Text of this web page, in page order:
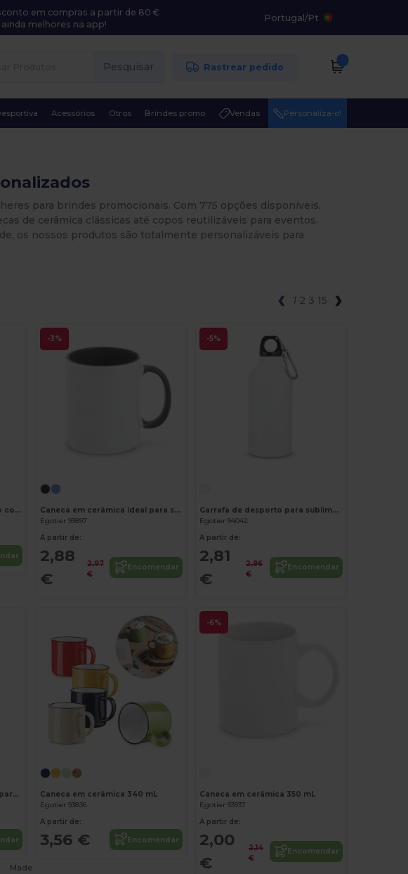
em compras a partir de 80 €
melhores na app!
Portugal/Pt
Pesquisar Rastrear pedido
Acessórios Otros Brindes promo Vendas Personaliza-o!
para brindes promocionais. Com 775 opções disponíveis,
de cerâmica clássicas até copos reutilizáveis para eventos.
os nossos produtos são totalmente personalizáveis para
1 2 3 15
Garrafa em alumínio reciclado com mosquetão 530 mL
-3%
Caneca em cerâmica ideal para sublimação
Egotier 93897
A partir de:
2,88
€
2,97
€
Encomendar
-5%
Garrafa de desporto para sublimação 400 mL
Egotier 94042
A partir de:
2,81
€
2,96
€
Encomendar
Garrafa em alumínio e tampa para sublimação 500 mL
Caneca em cerâmica 340 mL
Egotier 93836
A partir de:
3,56 € Encomendar
-6%
Caneca em cerâmica 350 mL
Egotier 93937
A partir de:
2,00
€
2,14
€
Encomendar
Made